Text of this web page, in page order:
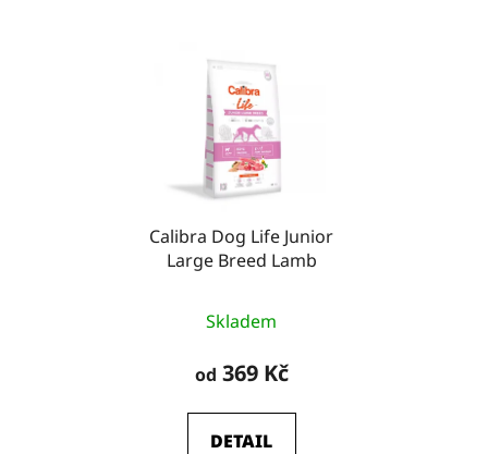
Calibra Dog Life Junior
Large Breed Lamb
Skladem
od 369 Kč
DETAIL